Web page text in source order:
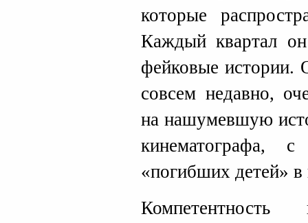
которые
Каждый квартал
фейковые истории.
совсем недавно,
на нашумевшую
кинематографа,
«погибших детей» в